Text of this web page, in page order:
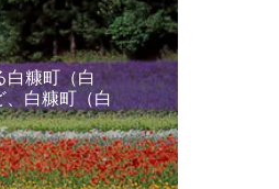
糠町（白
、白糠町（白